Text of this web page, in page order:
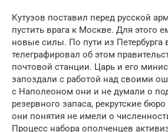
Кутузов поставил перед русской
пустить врага к Москве. Для этого
новые силы. По пути из Петербурга
телеграфировал об этом
почтовой станции. Царь и его
запоздали с работой над своими
с Наполеоном они и не думали о
резервного запаса, рекрутские
они понятия не имели о
Процесс набора ополченцев